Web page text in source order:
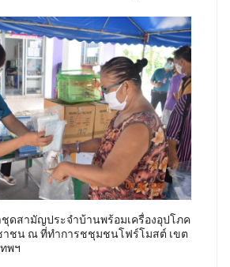
ดสามัญประจำบ้านพร้อมเครื่องอุปโภค
าชน ณ ที่ทำการชชุมชนโฟร์โมสต์ เขต
พฯ